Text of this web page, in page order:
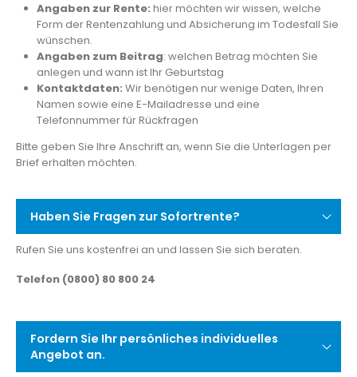
Angaben zur Rente: hier möchten wir wissen, welche
Form der Rentenzahlung und Absicherung im Todesfall Sie
wünschen.
Angaben zum Beitrag: welchen Betrag möchten Sie
anlegen und wann ist Ihr Geburtstag
Kontaktdaten: Wir benötigen nur wenige Daten, Ihren
Namen sowie eine E-Mailadresse und eine
Telefonnummer für Rückfragen
Bitte geben Sie Ihre Anschrift an, wenn Sie die Unterlagen per
Brief erhalten möchten.
Haben Sie Fragen zur Sofortrente?
Rufen Sie uns kostenfrei an und lassen Sie sich beraten.
Telefon (0800) 80 800 24
Fordern Sie Ihr persönliches individuelles
Angebot an.